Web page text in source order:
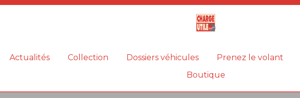
Actualités Collection Dossiers véhicules Prenez le volant
Boutique